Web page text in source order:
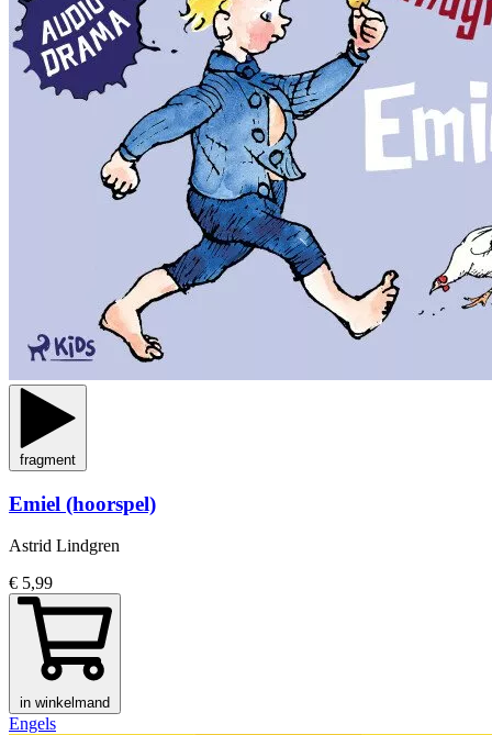
fragment
Emiel (hoorspel)
Astrid Lindgren
€ 5,99
in winkelmand
Engels